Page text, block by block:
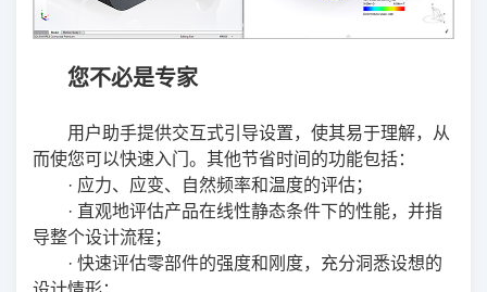
您不必是专家
用户助手提供交互式引导设置，使其易于理解，从
而使您可以快速入门。其他节省时间的功能包括：
· 应力、应变、自然频率和温度的评估；
· 直观地评估产品在线性静态条件下的性能，并指
导整个设计流程；
· 快速评估零部件的强度和刚度，充分洞悉设想的